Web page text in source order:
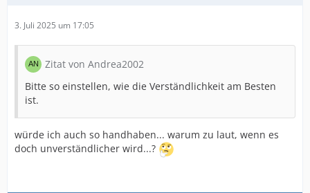
3. Juli 2025 um 17:05
Zitat von Andrea2002
Bitte so einstellen, wie die Verständlichkeit am Besten
ist.
würde ich auch so handhaben... warum zu laut, wenn es
doch unverständlicher wird...?